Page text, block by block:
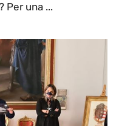
Per una ...